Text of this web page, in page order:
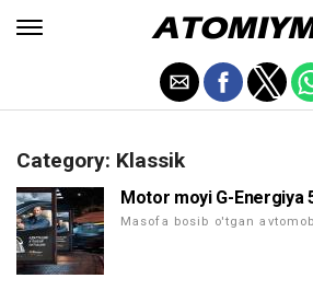
Category: Klassik
Motor moyi G-Energiya
Masofa bosib o'tgan